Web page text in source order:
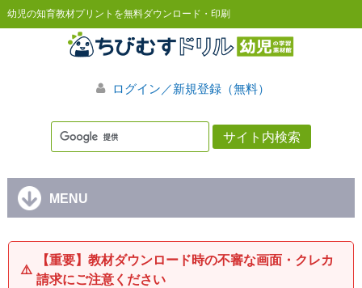
幼児の知育教材プリントを無料ダウンロード・印刷
ログイン／新規登録（無料）
MENU
⚠️
【重要】教材ダウンロード時の不審な画面・クレカ
請求にご注意ください